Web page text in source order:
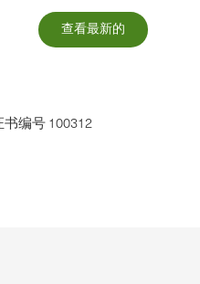
查看最新的
编号 100312